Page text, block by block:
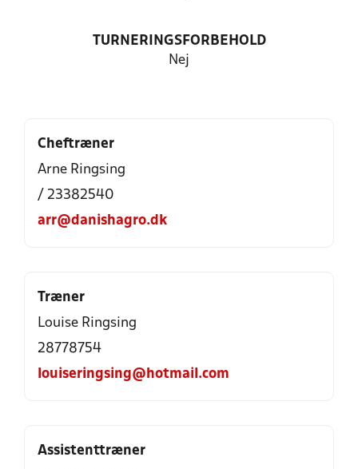
TURNERINGSFORBEHOLD
Nej
Cheftræner
Arne Ringsing
/ 23382540
arr@danishagro.dk
Træner
Louise Ringsing
28778754
louiseringsing@hotmail.com
Assistenttræner